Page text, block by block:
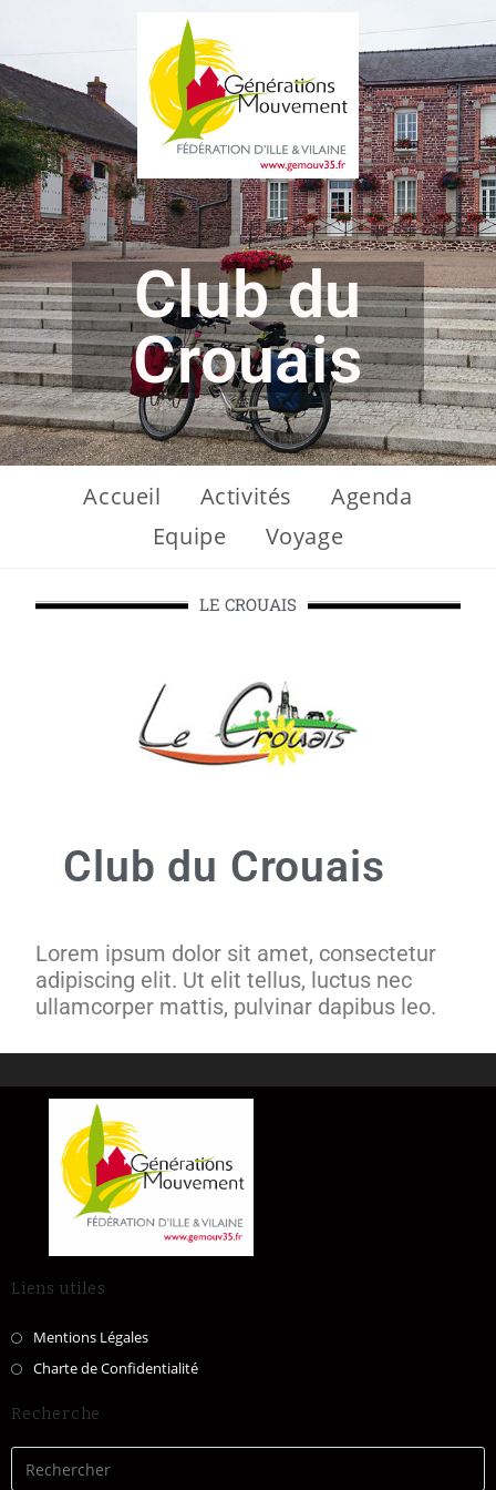
Club du
Crouais
Accueil Activités
Agenda
Equipe
Voyage
LE CROUAIS
Club du Crouais
Lorem ipsum dolor sit amet, consectetur
adipiscing elit. Ut elit tellus, luctus nec
ullamcorper mattis, pulvinar dapibus leo.
Liens utiles
Mentions Légales
Charte de Confidentialité
Recherche